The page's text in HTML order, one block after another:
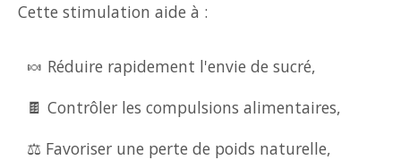
Cette stimulation aide à :
🍬 Réduire rapidement l'envie de sucré,
🍫 Contrôler les compulsions alimentaires,
⚖️ Favoriser une perte de poids naturelle,